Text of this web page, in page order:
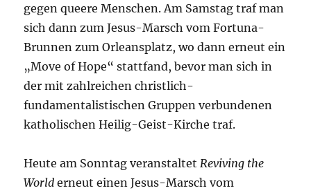
gegen queere Menschen. Am Samstag traf man
sich dann zum Jesus-Marsch vom Fortuna-
Brunnen zum Orleansplatz, wo dann erneut ein
„Move of Hope“ stattfand, bevor man sich in
der mit zahlreichen christlich-
fundamentalistischen Gruppen verbundenen
katholischen Heilig-Geist-Kirche traf.
Heute am Sonntag veranstaltet Reviving the
World erneut einen Jesus-Marsch vom